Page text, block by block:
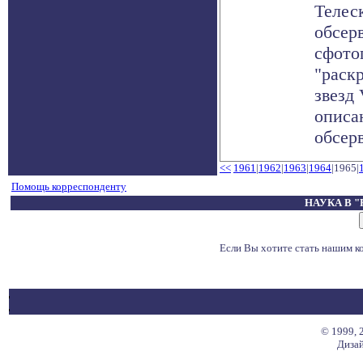
<< 1961|1962|1963|1964|1965|
Помощь корреспонденту
НАУКА В
Если Вы хотите стать нашим
© 1999,